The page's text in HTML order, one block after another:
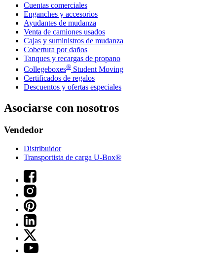
Cuentas comerciales
Enganches y accesorios
Ayudantes de mudanza
Venta de camiones usados
Cajas y suministros de mudanza
Cobertura por daños
Tanques y recargas de propano
Collegeboxes® Student Moving
Certificados de regalos
Descuentos y ofertas especiales
Asociarse con nosotros
Vendedor
Distribuidor
Transportista de carga U-Box®